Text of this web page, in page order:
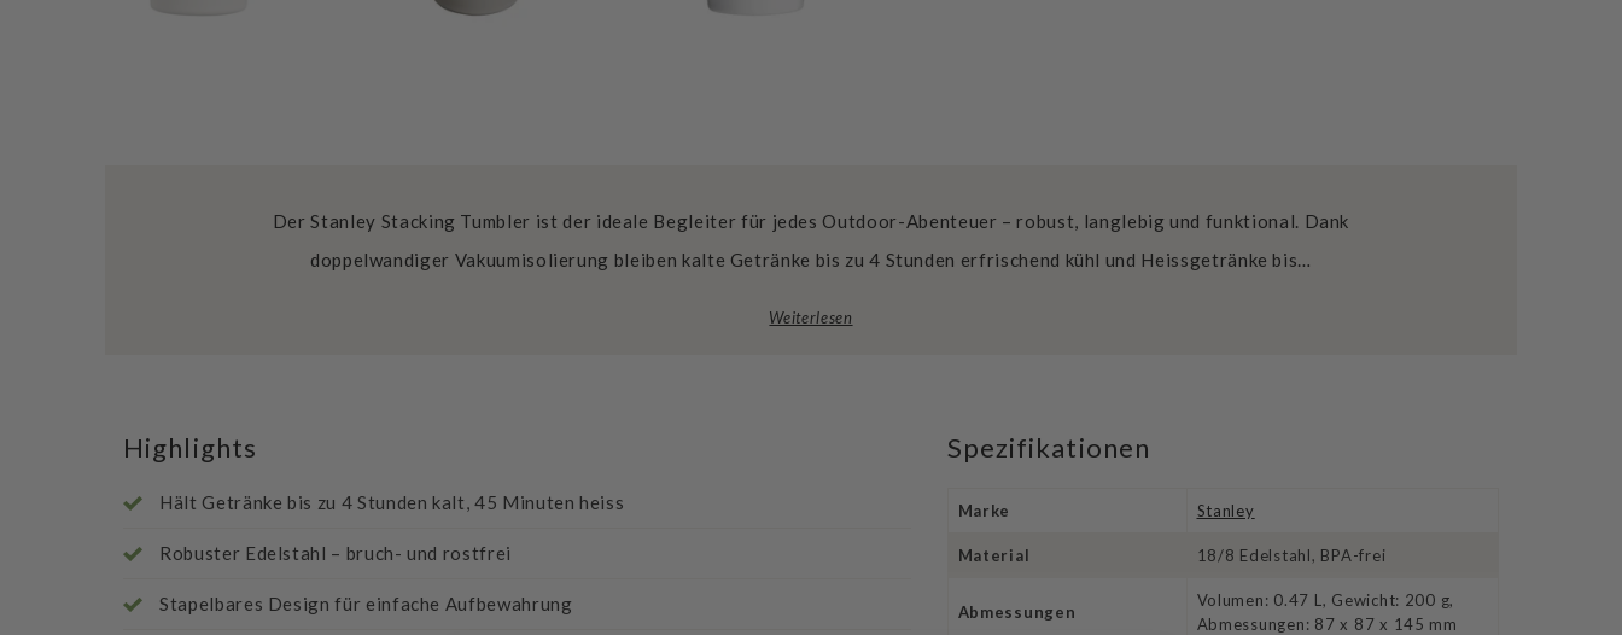
Der Stanley Stacking Tumbler ist der ideale Begleiter für jedes Outdoor-Abenteuer – robust, langlebig und funktional. Dank
doppelwandiger Vakuumisolierung bleiben kalte Getränke bis zu 4 Stunden erfrischend kühl und Heissgetränke bis…
Weiterlesen
Highlights
Hält Getränke bis zu 4 Stunden kalt, 45 Minuten heiss
Robuster Edelstahl – bruch- und rostfrei
Stapelbares Design für einfache Aufbewahrung
Spezifikationen
Marke Stanley
Material 18/8 Edelstahl, BPA-frei
Abmessungen
Volumen: 0.47 L, Gewicht: 200 g,
Abmessungen: 87 x 87 x 145 mm